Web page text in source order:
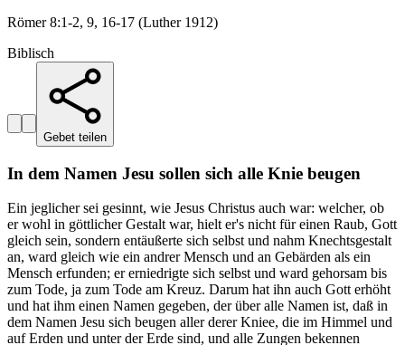
Römer 8:1-2, 9, 16-17 (Luther 1912)
Biblisch
Gebet teilen
In dem Namen Jesu sollen sich alle Knie beugen
Ein jeglicher sei gesinnt, wie Jesus Christus auch war: welcher, ob
er wohl in göttlicher Gestalt war, hielt er's nicht für einen Raub, Gott
gleich sein, sondern entäußerte sich selbst und nahm Knechtsgestalt
an, ward gleich wie ein andrer Mensch und an Gebärden als ein
Mensch erfunden; er erniedrigte sich selbst und ward gehorsam bis
zum Tode, ja zum Tode am Kreuz. Darum hat ihn auch Gott erhöht
und hat ihm einen Namen gegeben, der über alle Namen ist, daß in
dem Namen Jesu sich beugen aller derer Kniee, die im Himmel und
auf Erden und unter der Erde sind, und alle Zungen bekennen